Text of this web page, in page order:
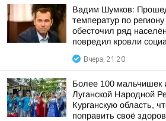
Вадим Шумков:
температур по
обесточил ряд
повредил кровли
Вчера, 21:20
Более 100 мальчишек
Луганской Народной
Курганскую область,
поправить своё